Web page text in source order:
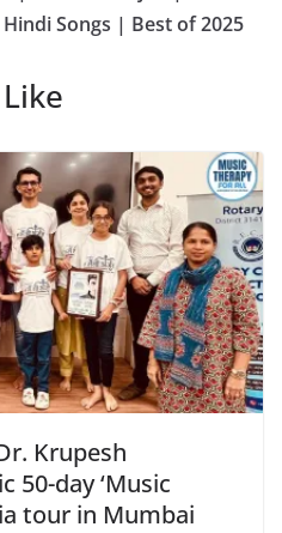
Hindi Songs | Best of 2025
Krupesh
50-day ‘Music
tour in Mumbai